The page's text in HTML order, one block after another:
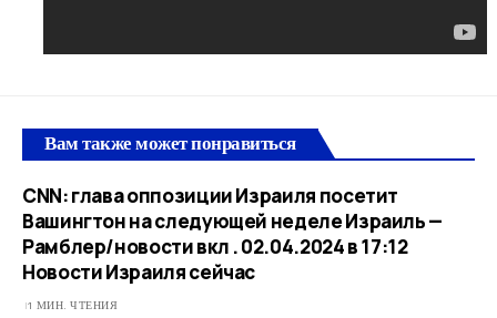
Вам также может понравиться
CNN: глава оппозиции Израиля посетит
Вашингтон на следующей неделе Израиль —
Рамблер/новости вкл . 02.04.2024 в 17:12​
Новости Израиля сейчас
1 МИН. ЧТЕНИЯ